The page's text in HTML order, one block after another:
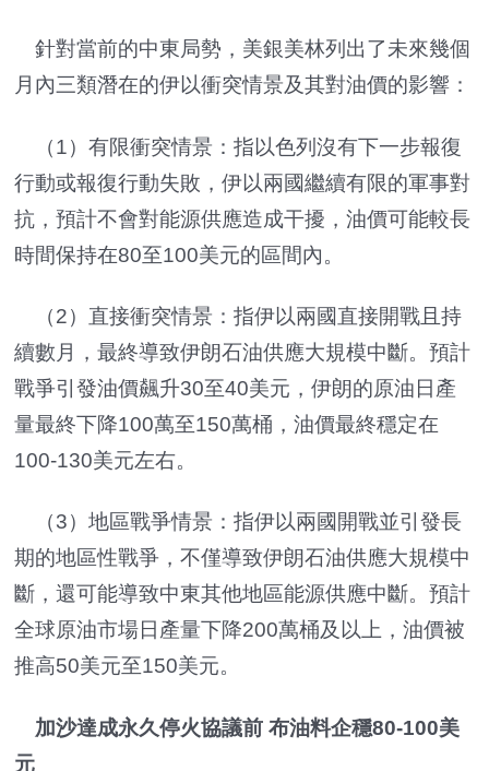
針對當前的中東局勢，美銀美林列出了未來幾個
月內三類潛在的伊以衝突情景及其對油價的影響：
（1）有限衝突情景：指以色列沒有下一步報復
行動或報復行動失敗，伊以兩國繼續有限的軍事對
抗，預計不會對能源供應造成干擾，油價可能較長
時間保持在80至100美元的區間內。
（2）直接衝突情景：指伊以兩國直接開戰且持
續數月，最終導致伊朗石油供應大規模中斷。預計
戰爭引發油價飆升30至40美元，伊朗的原油日產
量最終下降100萬至150萬桶，油價最終穩定在
100-130美元左右。
（3）地區戰爭情景：指伊以兩國開戰並引發長
期的地區性戰爭，不僅導致伊朗石油供應大規模中
斷，還可能導致中東其他地區能源供應中斷。預計
全球原油市場日產量下降200萬桶及以上，油價被
推高50美元至150美元。
加沙達成永久停火協議前 布油料企穩80-100美
元